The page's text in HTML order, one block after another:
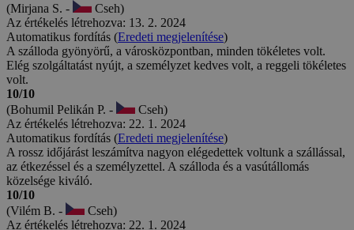
(Mirjana S. -
Cseh)
Az értékelés létrehozva: 13. 2. 2024
Automatikus fordítás (Eredeti megjelenítése)
A szálloda gyönyörű, a városközpontban, minden tökéletes volt.
Elég szolgáltatást nyújt, a személyzet kedves volt, a reggeli tökéletes
volt.
10/10
(Bohumil Pelikán P. -
Cseh)
Az értékelés létrehozva: 22. 1. 2024
Automatikus fordítás (Eredeti megjelenítése)
A rossz időjárást leszámítva nagyon elégedettek voltunk a szállással,
az étkezéssel és a személyzettel. A szálloda és a vasútállomás
közelsége kiváló.
10/10
(Vilém B. -
Cseh)
Az értékelés létrehozva: 22. 1. 2024